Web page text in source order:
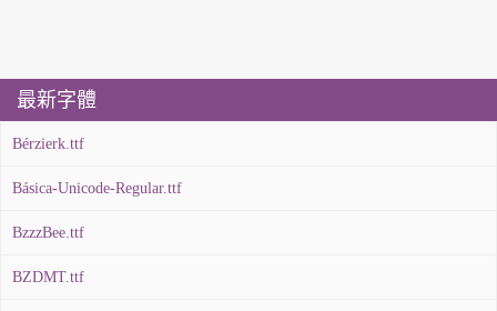
最新字體
Bérzierk.ttf
Básica-Unicode-Regular.ttf
BzzzBee.ttf
BZDMT.ttf